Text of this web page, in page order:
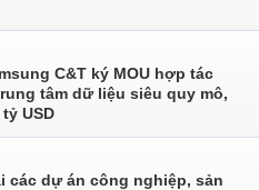
C&T ký MOU hợp tác
tâm dữ liệu siêu quy mô,
USD
các dự án công nghiệp, sản